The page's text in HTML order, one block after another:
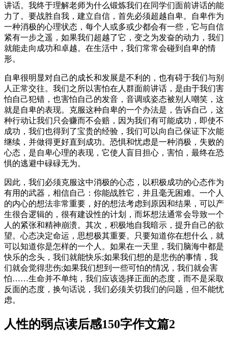
讲话。我终于理解老师为什么锻炼我们在同学们面前讲话的能
力了。要战胜自我，建立自信，首先必须超越自卑。自卑作为
一种消极的心理状态，每个人或多或少都会有一些，它与自信
紧有一步之遥，如果我们超越了它，变之为发奋的动力，我们
就能走向成功和卓越。在生活中，我们常常会碰到自卑的情
形。
自卑很明显对自己的成长和发展是不利的，也有碍于我们与别
人正常交往。我们之所以害怕在人群面前讲话，是由于我们害
怕自己犯错，也害怕自己的发音，音调或姿态被别人嘲笑，这
就是自卑的表现。克服这种自卑的一个办法是，告诉自己，这
种行动让我们只会赚而不会赔，因为我们有可能成功，即使不
成功，我们也得到了宝贵的经验，我们可以向自己保证下次能
继续，并做得更好直到成功。恐惧和忧虑是一种消极，失败的
心态，是自卑心理的表现，它使人盲目担心，害怕，最终在恐
惧的逃避中碌碌无为。
因此，我们必须克服这中消极的心态，以积极成功的心态作为
有用的武器，相信自己：你能战胜它，并且毫无困难。一个人
的内心的想法非常重要，好的想法考虑到原因和结果，可以产
生很合逻辑的，很有建设性的计划，而坏想法通常会导致一个
人的紧张和精神崩溃。其次，积极地自我暗示，提升自己的欲
望。心态决定命运，思想极其重要。只要知道你在想什么，就
可以知道你是怎样的一个人。如果在一天里，我们脑海中都是
快乐的念头，我们就能快乐;如果我们想的是悲伤的事情，我
们就会觉得悲伤;如果我们想到一些可怕的情况，我们就会害
怕……生命并不单纯，我们应该选择正面的态度，而不是采取
反面的态度，换句话说，我们必须关切我们的问题，但不能忧
虑。
人性的弱点读后感150字作文篇2